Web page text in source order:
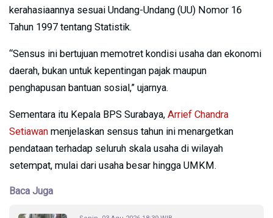
kerahasiaannya sesuai Undang-Undang (UU) Nomor 16
Tahun 1997 tentang Statistik.
“Sensus ini bertujuan memotret kondisi usaha dan ekonomi
daerah, bukan untuk kepentingan pajak maupun
penghapusan bantuan sosial,” ujarnya.
Sementara itu Kepala BPS Surabaya, Arrief Chandra
Setiawan menjelaskan sensus tahun ini menargetkan
pendataan terhadap seluruh skala usaha di wilayah
setempat, mulai dari usaha besar hingga UMKM.
Baca Juga